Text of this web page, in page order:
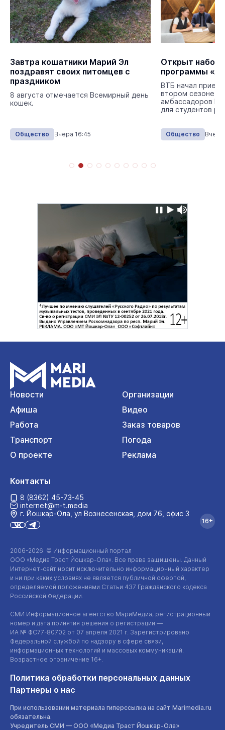
Завтра кошатники Марий Эл
поздравят своих питомцев с
праздником
8 августа отмечается Всемирный день
кошек.
Общество Вчера 16:45
Открыт набор
программы
ВТБ начал прием
втором сезоне
амбассадоров
для студентов
Общество
Новости
Организации
Афиша
Видео
Работа
Заказ товаров
Транспорт
Погода
О проекте
Реклама
2006-2026 © Информационный портал
ООО «Медиа Траст Йошкар-Ола». Все права защищены. Данный
Интернет-сайт носит исключительно информационный характер
и ни при каких условиях не является публичной офертой,
определяемой положениями Статьи 437 Гражданского кодекса
Российской Федерации.
СМИ Информационное агентство МариМедиа, регистрационный
номер и дата принятия решения о регистрации —
ИА № ФС77-80702 от 07 апреля 2021 г. Зарегистрировано
Федеральной службой по надзору в сфере связи,
информационных технологий и массовых коммуникаций.
Возрастное ограничение 16+.
Политика обработки персональных данных
Партнеры о нас
При использовании материала гиперссылка на сайт Marimedia.ru
обязательна.
Учредитель СМИ — ООО «Медиа Траст Йошкар-Ола»
Контакты
8 (8362) 45-73-45
internet@m-t.media
г. Йошкар‑Ола, ул Вознесенская, дом 76, офис 3
16+